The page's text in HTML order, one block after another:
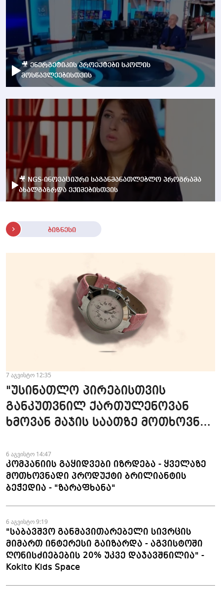
🎥 ენერგეტიკის პროექტები სკოლის
მოსწავლეებისთვის
🎥 NGS-ინოვაციური საგანმანათლებლო პროგრამა
ახალგაზრდა ექიმებისთვის
ბიზნესი
7 აგვისტო 12:35
"უსინათლო პირებისთვის
განკუთვნილ ქართულენოვან
ხმოვან მაჯის საათზე მოთხოვნა
6 აგვისტო 14:47
კომპანიის გაყიდვები იზრდება - ყველაზე
მოთხოვნადი პროდუქტი ბრილიანტის
ბეჭედია - "ზარაფხანა"
6 აგვისტო 9:19
"საბავშვო განმავითარებელი სივრცის
მიმართ ინტერესი გაიზარდა - აგვისტოში
ღონისძიებების 20% უკვე დაჯავშნილია" -
Kokito Kids Space